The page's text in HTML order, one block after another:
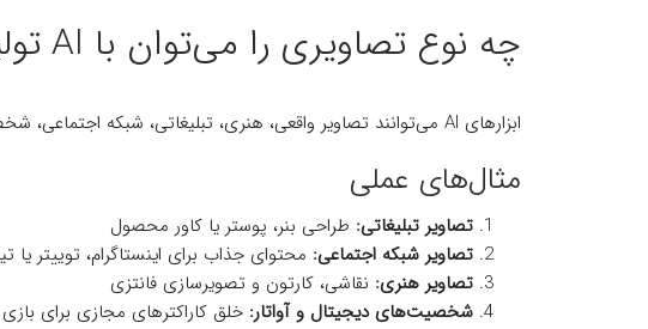
چه نوع تصاویری را می‌توان با AI تولید کرد؟
ابزارهای AI می‌توانند تصاویر واقعی، هنری، تبلیغاتی، شبکه اجتماعی، شخصیت‌های دیجیتال و ترکیبی خلق کنند.
مثال‌های عملی
تصاویر تبلیغاتی: طراحی بنر، پوستر یا کاور محصول
تصاویر شبکه اجتماعی: محتوای جذاب برای اینستاگرام، توییتر یا
تصاویر هنری: نقاشی، کارتون و تصویرسازی فانتزی
شخصیت‌های دیجیتال و آواتار: خلق کاراکترهای مجازی برای بازی